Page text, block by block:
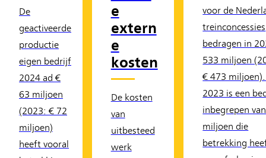
De
geactiveerde
productie
eigen bedrijf
2024 ad €
63 miljoen
(2023: € 72
miljoen)
heeft vooral
e
extern
e
kosten
De kosten
van
uitbesteed
werk
voor de
treinconcessies
bedragen in
533 miljoen
€ 473
2023 is een
inbegrepen
miljoen die
betrekking